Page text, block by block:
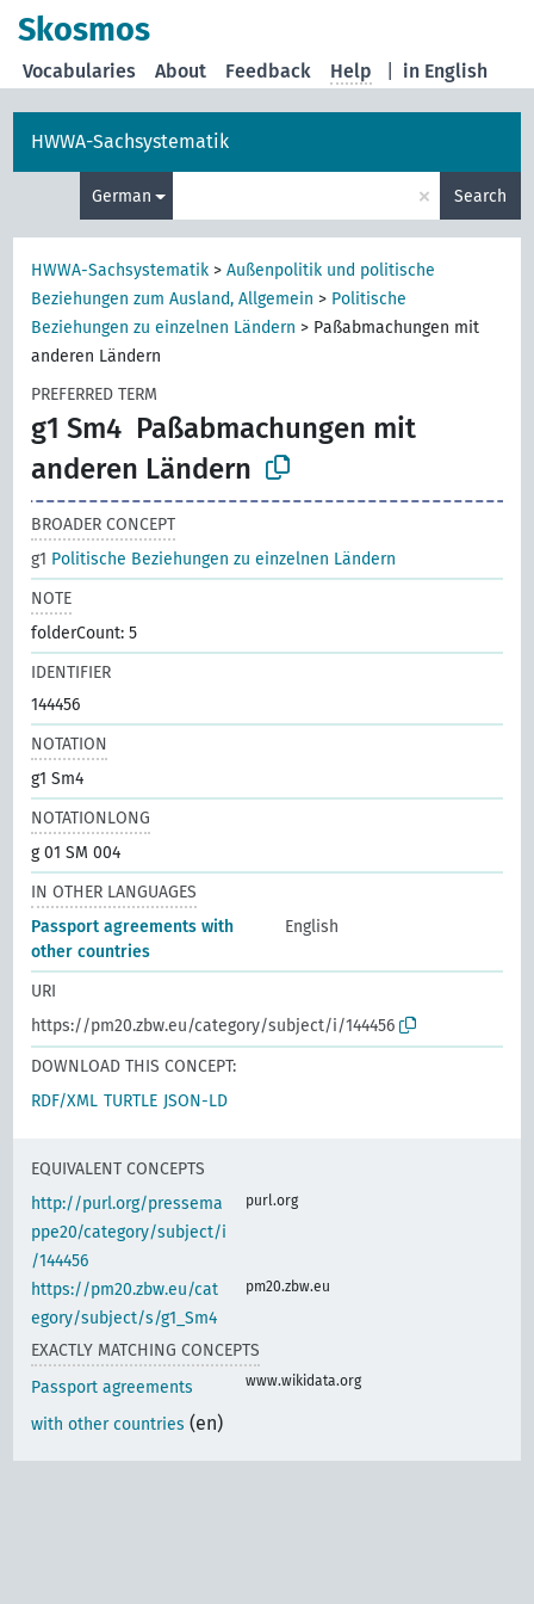
Skosmos
in English
Vocabularies About Feedback Help
HWWA-Sachsystematik
German × Search
HWWA-Sachsystematik >Außenpolitik und politische
Beziehungen zum Ausland, Allgemein > Politische
Beziehungen zu einzelnen Ländern > Paßabmachungen mit
anderen Ländern
PREFERRED TERM
g1 Sm4 Paßabmachungen mit
anderen Ländern
BROADER CONCEPT
g1 Politische Beziehungen zu einzelnen Ländern
NOTE
folderCount: 5
IDENTIFIER
144456
NOTATION
g1 Sm4
NOTATIONLONG
g 01 SM 004
IN OTHER LANGUAGES
Passport agreements with
other countries
English
URI
https://pm20.zbw.eu/category/subject/i/144456
DOWNLOAD THIS CONCEPT:
RDF/XML TURTLE JSON-LD
EQUIVALENT CONCEPTS
http://purl.org/pressema
ppe20/category/subject/i
/144456
purl.org
https://pm20.zbw.eu/cat
egory/subject/s/g1_Sm4
pm20.zbw.eu
EXACTLY MATCHING CONCEPTS
Passport agreements
with other countries (en)
www.wikidata.org